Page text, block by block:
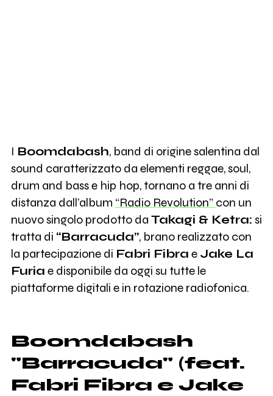
I Boomdabash, band di origine salentina dal
sound caratterizzato da elementi reggae, soul,
drum and bass e hip hop, tornano a tre anni di
distanza dall’album “Radio Revolution” con un
nuovo singolo prodotto da Takagi & Ketra: si
tratta di “Barracuda”, brano realizzato con
la partecipazione di Fabri Fibra e Jake La
Furia e disponibile da oggi su tutte le
piattaforme digitali e in rotazione radiofonica.
Boomdabash
"Barracuda" (feat.
Fabri Fibra e Jake